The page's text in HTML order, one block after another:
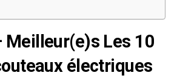
Meilleur(e)s Les 10
électriques